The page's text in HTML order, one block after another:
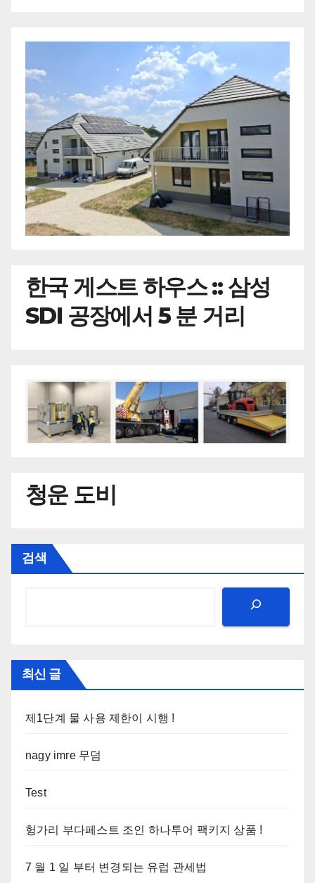
한국 게스트 하우스 :: 삼성
SDI 공장에서 5 분 거리
청운 도비
검색
최신 글
제1단계 물 사용 제한이 시행 !
nagy imre 무덤
Test
헝가리 부다페스트 조인 하나투어 팩키지 상품 !
7 월 1 일 부터 변경되는 유럽 관세법